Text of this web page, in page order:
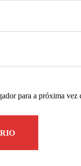
para a próxima vez